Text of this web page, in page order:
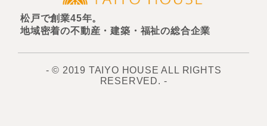
松戸で創業45年。
地域密着の不動産・建築・福祉の総合企業
- © 2019 TAIYO HOUSE ALL RIGHTS
RESERVED. -